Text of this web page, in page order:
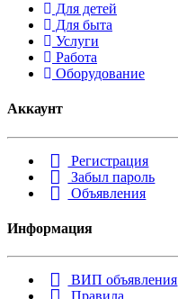
Для детей
Для быта
Услуги
Работа
Оборудование
Аккаунт
Регистрация
Забыл пароль
Объявления
Информация
ВИП объявления
Правила